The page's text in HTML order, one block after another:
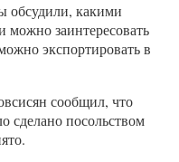
обсудили, какими
можно заинтересовать
экспортировать в
сообщил, что
сделано посольством